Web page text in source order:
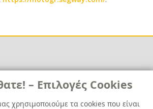
– Επιλογές Cookies
χρησιμοποιούμε τα cookies που είναι